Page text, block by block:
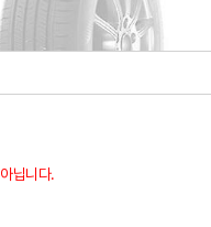
닙니다.